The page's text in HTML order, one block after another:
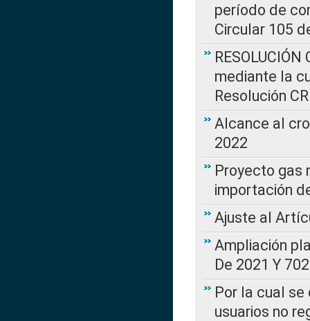
período de
Circular 105
mediante la
Resolución
Alcance al
2022
Proyecto gas
importación
Ajuste al
Ampliación
De 2021 Y
Por la cual
usuarios no